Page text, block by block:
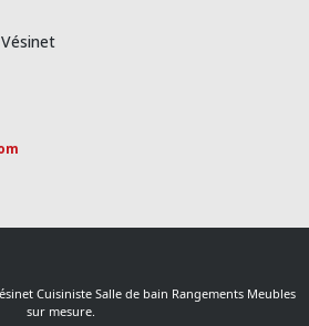
Cuisiniste Salle de bain Rangements Meubles
sur mesure.